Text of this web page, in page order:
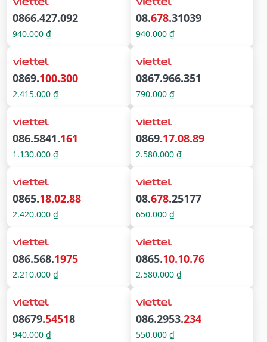
0866.427.092
940.000 ₫
08.678.31039
940.000 ₫
0869.100.300
2.415.000 ₫
0867.966.351
790.000 ₫
086.5841.161
1.130.000 ₫
0869.17.08.89
2.580.000 ₫
0865.18.02.88
2.420.000 ₫
08.678.25177
650.000 ₫
086.568.1975
2.210.000 ₫
0865.10.10.76
2.580.000 ₫
08679.54518
940.000 ₫
086.2953.234
550.000 ₫